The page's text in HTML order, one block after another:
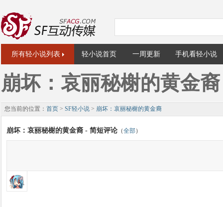
所有轻小说列表 轻小说首页 一周更新 手机看轻小说
崩坏：哀丽秘榭的黄金裔
您当前的位置： 首页 > SF轻小说 > 崩坏：哀丽秘榭的黄金裔
崩坏：哀丽秘榭的黄金裔 - 简短评论 （全部）